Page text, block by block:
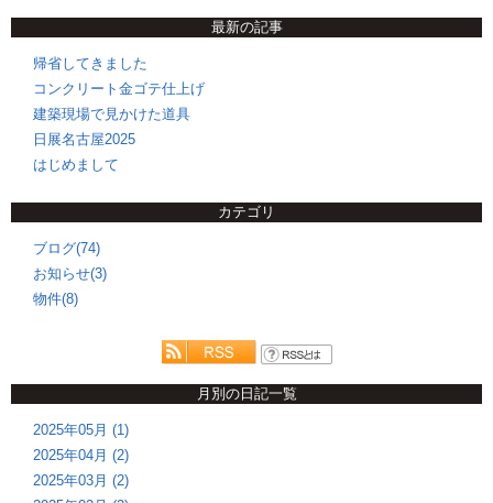
最新の記事
帰省してきました
コンクリート金ゴテ仕上げ
建築現場で見かけた道具
日展名古屋2025
はじめまして
カテゴリ
ブログ(74)
お知らせ(3)
物件(8)
月別の日記一覧
2025年05月 (1)
2025年04月 (2)
2025年03月 (2)